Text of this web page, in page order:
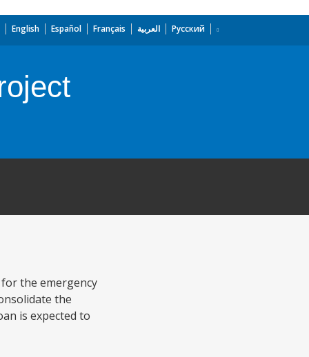
English Español Français العربية Русский
the emergency
the
is expected to